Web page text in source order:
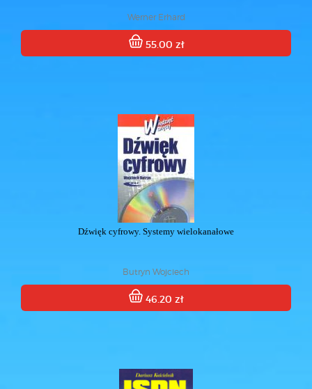
Werner Erhard
55.00 zł
Dźwięk cyfrowy. Systemy wielokanałowe
Butryn Wojciech
46.20 zł